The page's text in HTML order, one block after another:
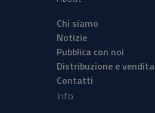
Chi siamo
Notizie
Pubblica con noi
Distribuzione e vendita
Contatti
Info